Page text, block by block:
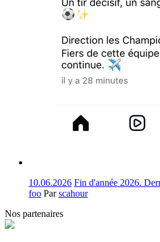
10.06.2026 Fin d'année 2026.
foo Parscahour
Nos partenaires